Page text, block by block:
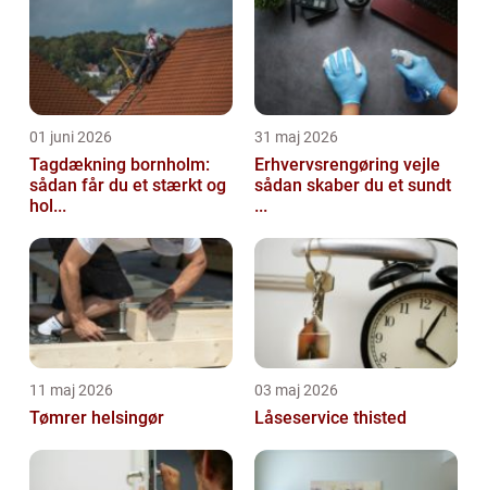
01 juni 2026
Tagdækning bornholm:
sådan får du et stærkt og
hol...
31 maj 2026
Erhvervsrengøring vejle
sådan skaber du et sundt
...
11 maj 2026
Tømrer helsingør
03 maj 2026
Låseservice thisted